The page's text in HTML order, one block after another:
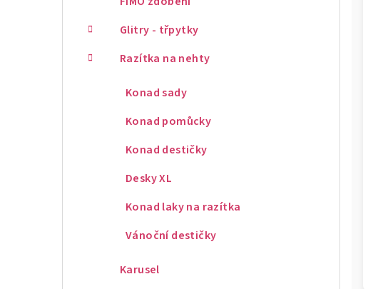
Glitry - třpytky
Razítka na nehty
Konad sady
Konad pomůcky
Konad destičky
Desky XL
Konad laky na razítka
Vánoční destičky
Karusel